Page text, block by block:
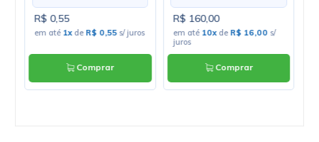
R$ 0,55
em até 1xde R$ 0,55s/ juros
Comprar
R$ 160,00
em até 10xde R$ 16,00 s/
juros
Comprar